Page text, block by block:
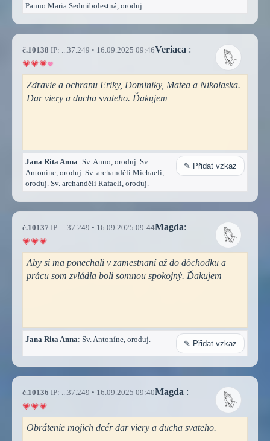
Panno Maria Sedmibolestná, oroduj.
č.10138 IP: ...37.249 • 16.09.2025 09:46Veriaca :
Zdravie a ochranu Eriky, Dominiky, Matea a Nikolaska.
Dar viery a ducha svateho. Ďakujem
Jana Rita Anna: Sv. Anno, oroduj. Sv.
Antoníne, oroduj. Sv. archanděli Michaeli,
oroduj. Sv. archanděli Rafaeli, oroduj.
✎ Přidat vzkaz
č.10137 IP: ...37.249 • 16.09.2025 09:44Magda:
Aby si ma ponechali v zamestnaní až do dôchodku a
prácu som zvládla boli somnou spokojný. Ďakujem
Jana Rita Anna: Sv. Antoníne, oroduj. ✎ Přidat vzkaz
č.10136 IP: ...37.249 • 16.09.2025 09:40Magda :
Obrátenie mojich dcér dar viery a ducha svateho.